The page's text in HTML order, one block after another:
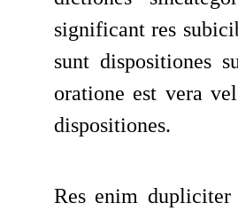
significant res
sunt dispositiones
oratione est vera
dispositiones.
Resenim dupliciter